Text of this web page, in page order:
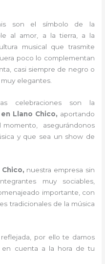
son el símbolo de la
al amor, a la tierra, a la
musical que trasmite
poco lo complementan
casi siempre de negro o
elegantes.
celebraciones son la
Llano Chico, aportando
momento, asegurándonos
y que sea un show de
nuestra empresa sin
muy sociables,
importante, con
tradicionales de la música
por ello te damos
en cuenta a la hora de tu